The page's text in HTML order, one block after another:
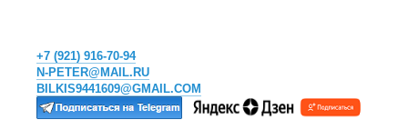
+7 (921) 916-70-94
N-PETER@MAIL.RU
BILKIS9441609@GMAIL.COM